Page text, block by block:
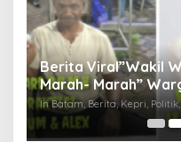
Berita Viral”Wakil
Marah- Marah”
Parit, Dinilai Rusak
Perasaan Warga
In Batam, Berita, Kepri,